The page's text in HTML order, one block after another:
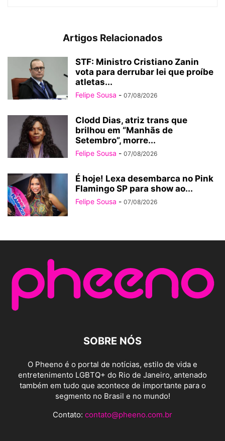
Artigos Relacionados
STF: Ministro Cristiano Zanin
vota para derrubar lei que proíbe
atletas...
Felipe Sousa - 07/08/2026
Clodd Dias, atriz trans que
brilhou em “Manhãs de
Setembro”, morre...
Felipe Sousa - 07/08/2026
É hoje! Lexa desembarca no Pink
Flamingo SP para show ao...
Felipe Sousa - 07/08/2026
SOBRE NÓS
O Pheeno é o portal de notícias, estilo de vida e
entretenimento LGBTQ+ do Rio de Janeiro, antenado
também em tudo que acontece de importante para o
segmento no Brasil e no mundo!
Contato: contato@pheeno.com.br